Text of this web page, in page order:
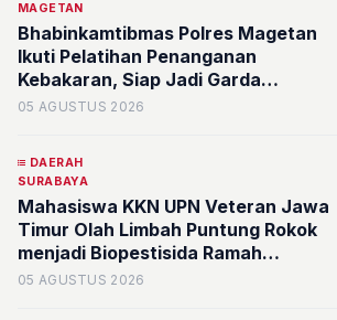
MAGETAN
Bhabinkamtibmas Polres Magetan
Ikuti Pelatihan Penanganan
Kebakaran, Siap Jadi Garda
Terdepan di Desa
05 AGUSTUS 2026
DAERAH
SURABAYA
Mahasiswa KKN UPN Veteran Jawa
Timur Olah Limbah Puntung Rokok
menjadi Biopestisida Ramah
Lingkungan di Rw 08 Kelurahan
05 AGUSTUS 2026